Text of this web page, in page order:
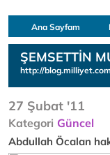
Ana Sayfam
ŞEMSETTİN
http://
27 Şubat '11
Kategori Güncel
Abdullah Öcalan